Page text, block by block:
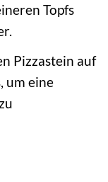
Topfs
Pizzastein auf
um eine